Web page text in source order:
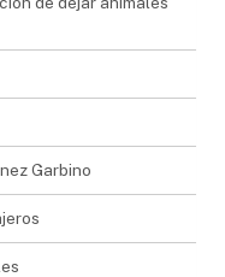
Garbino